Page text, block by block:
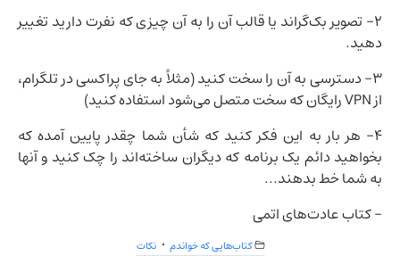
۲- تصویر بک‌گراند یا قالب آن را به آن چیزی که نفرت دارید تغییر
دهید.
۳- دسترسی به آن را سخت کنید (مثلاً به جای پراکسی در تلگرام،
از VPN رایگان که سخت متصل می‌شود استفاده کنید)
۴- هر بار به این فکر کنید که شأن شما چقدر پایین آمده که
بخواهید دائم یک برنامه که دیگران ساخته‌اند را چک کنید و آنها
به شما خط بدهند...
- کتاب عادت‌های اتمی
کتاب‌هایی که خواندم نکات